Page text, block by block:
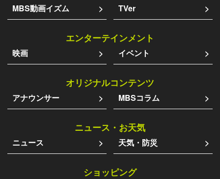
MBS動画イズム TVer
エンターテインメント
映画 イベント
オリジナルコンテンツ
アナウンサー MBSコラム
ニュース・お天気
ニュース 天気・防災
ショッピング